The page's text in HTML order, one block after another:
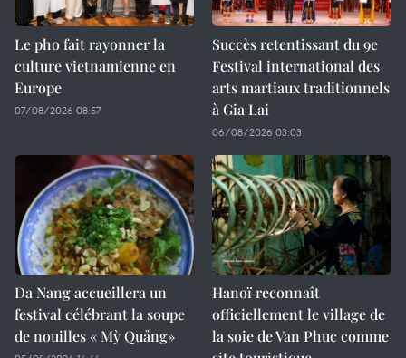
Le pho fait rayonner la
culture vietnamienne en
Europe
07/08/2026 08:57
Succès retentissant du 9e
Festival international des
arts martiaux traditionnels
à Gia Lai
06/08/2026 03:03
Da Nang accueillera un
festival célébrant la soupe
de nouilles « Mỳ Quảng»
Hanoï reconnaît
officiellement le village de
la soie de Van Phuc comme